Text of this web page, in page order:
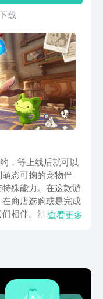
载
，等上线后就可以
态可掬的宠物伴
殊能力。在这款游
商店选购或是完成
相伴。游戏内设置
样的挑战与谜题，
知之谜的关键。战
分发挥智慧，巧妙
于每只宠物都具备
查看更多